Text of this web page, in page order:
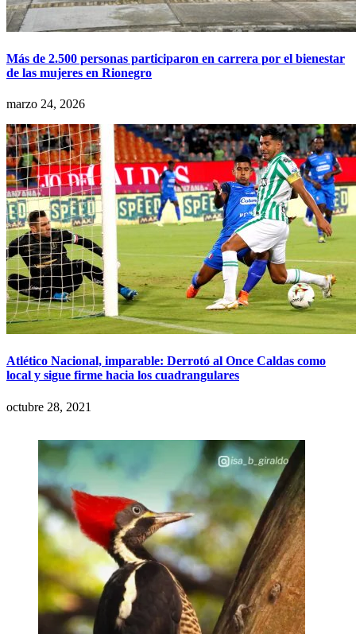
Más de 2.500 personas participaron en carrera por el bienestar
de las mujeres en Rionegro
marzo 24, 2026
Atlético Nacional, imparable: Derrotó al Once Caldas como
local y sigue firme hacia los cuadrangulares
octubre 28, 2021